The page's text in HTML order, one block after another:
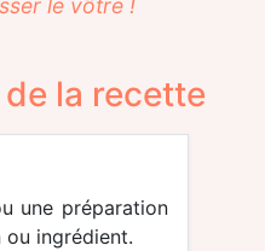
le vôtre !
la recette
une préparation
ingrédient.